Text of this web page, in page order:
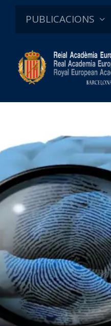
PUBLICACIONS